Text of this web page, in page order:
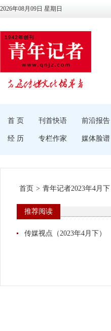
2026年08月09日 星期日
首 页 刊首快语 前沿报告
经 历 专栏作家 媒体脸谱
首页 > 青年记者2023年4月下
推荐阅读
传媒视点（2023年4月下）